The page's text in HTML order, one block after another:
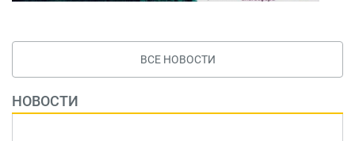
ВСЕ НОВОСТИ
НОВОСТИ